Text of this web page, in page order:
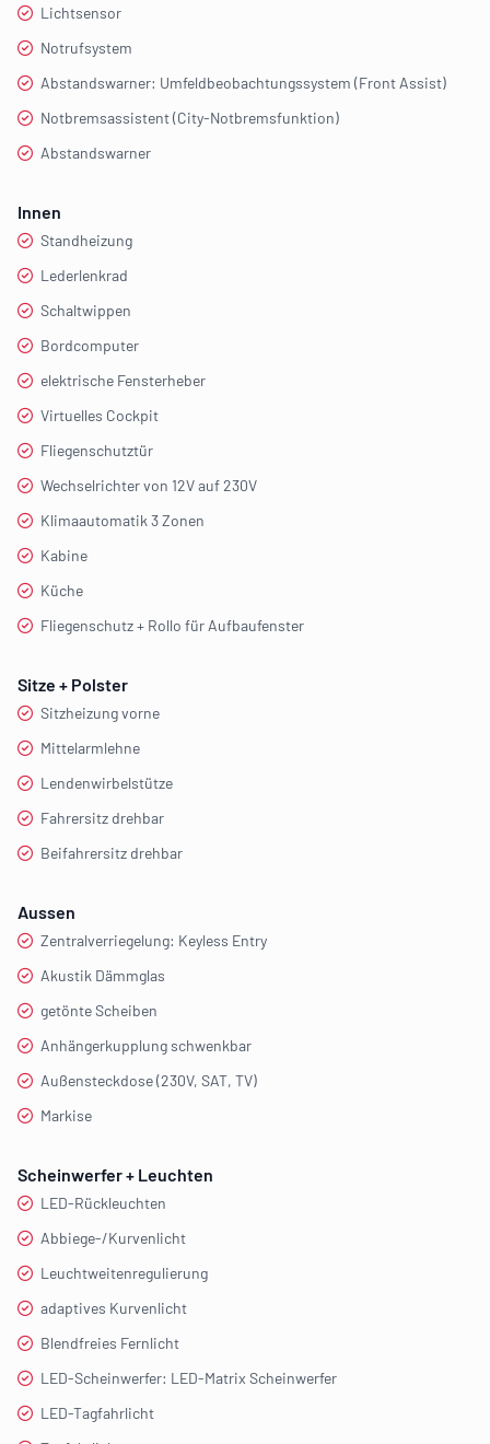
Lichtsensor
Notrufsystem
Abstandswarner: Umfeldbeobachtungssystem (Front Assist)
Notbremsassistent (City-Notbremsfunktion)
Abstandswarner
Innen
Standheizung
Lederlenkrad
Schaltwippen
Bordcomputer
elektrische Fensterheber
Virtuelles Cockpit
Fliegenschutztür
Wechselrichter von 12V auf 230V
Klimaautomatik 3 Zonen
Kabine
Küche
Fliegenschutz + Rollo für Aufbaufenster
Sitze + Polster
Sitzheizung vorne
Mittelarmlehne
Lendenwirbelstütze
Fahrersitz drehbar
Beifahrersitz drehbar
Aussen
Zentralverriegelung: Keyless Entry
Akustik Dämmglas
getönte Scheiben
Anhängerkupplung schwenkbar
Außensteckdose (230V, SAT, TV)
Markise
Scheinwerfer + Leuchten
LED-Rückleuchten
Abbiege-/Kurvenlicht
Leuchtweitenregulierung
adaptives Kurvenlicht
Blendfreies Fernlicht
LED-Scheinwerfer: LED-Matrix Scheinwerfer
LED-Tagfahrlicht